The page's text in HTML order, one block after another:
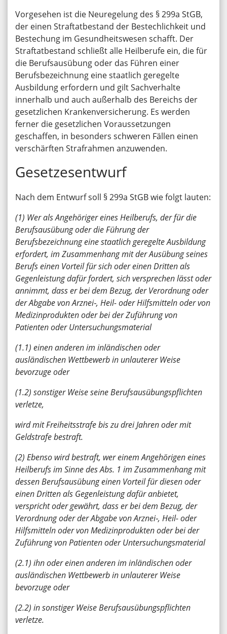
Vorgesehen ist die Neuregelung des § 299a StGB,
der einen Straftatbestand der Bestechlichkeit und
Bestechung im Gesundheitswesen schafft. Der
Straftatbestand schließt alle Heilberufe ein, die für
die Berufsausübung oder das Führen einer
Berufsbezeichnung eine staatlich geregelte
Ausbildung erfordern und gilt Sachverhalte
innerhalb und auch außerhalb des Bereichs der
gesetzlichen Krankenversicherung. Es werden
ferner die gesetzlichen Voraussetzungen
geschaffen, in besonders schweren Fällen einen
verschärften Strafrahmen anzuwenden.
Gesetzesentwurf
Nach dem Entwurf soll § 299a StGB wie folgt lauten:
(1) Wer als Angehöriger eines Heilberufs, der für die
Berufsausübung oder die Führung der
Berufsbezeichnung eine staatlich geregelte Ausbildung
erfordert, im Zusammenhang mit der Ausübung seines
Berufs einen Vorteil für sich oder einen Dritten als
Gegenleistung dafür fordert, sich versprechen lässt oder
annimmt, dass er bei dem Bezug, der Verordnung oder
der Abgabe von Arznei‑, Heil- oder Hilfsmitteln oder von
Medizinprodukten oder bei der Zuführung von
Patienten oder Untersuchungsmaterial
(1.1) einen anderen im inländischen oder
ausländischen Wettbewerb in unlauterer Weise
bevorzuge oder
(1.2) sonstiger Weise seine Berufsausübungspflichten
verletze,
wird mit Freiheitsstrafe bis zu drei Jahren oder mit
Geldstrafe bestraft.
(2) Ebenso wird bestraft, wer einem Angehörigen eines
Heilberufs im Sinne des Abs. 1 im Zusammenhang mit
dessen Berufsausübung einen Vorteil für diesen oder
einen Dritten als Gegenleistung dafür anbietet,
verspricht oder gewährt, dass er bei dem Bezug, der
Verordnung oder der Abgabe von Arznei‑, Heil- oder
Hilfsmitteln oder von Medizinprodukten oder bei der
Zuführung von Patienten oder Untersuchungsmaterial
(2.1) ihn oder einen anderen im inländischen oder
ausländischen Wettbewerb in unlauterer Weise
bevorzuge oder
(2.2) in sonstiger Weise Berufsausübungspflichten
verletze.